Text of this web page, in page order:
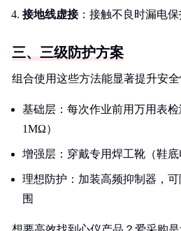
接地线虚接：接触不良时漏电
三、三级防护方案
组合使用这些方法能显著提升安全
基础层：每次作业前用万用表
1MΩ）
增强层：穿戴专用焊工靴（鞋底
理想防护：加装高频抑制器，
围